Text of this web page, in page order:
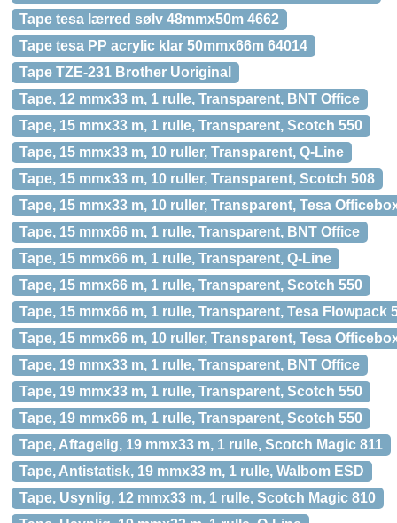
Tape tesa lærred sølv 48mmx50m 4662
Tape tesa PP acrylic klar 50mmx66m 64014
Tape TZE-231 Brother Uoriginal
Tape, 12 mmx33 m, 1 rulle, Transparent, BNT Office
Tape, 15 mmx33 m, 1 rulle, Transparent, Scotch 550
Tape, 15 mmx33 m, 10 ruller, Transparent, Q-Line
Tape, 15 mmx33 m, 10 ruller, Transparent, Scotch 508
Tape, 15 mmx33 m, 10 ruller, Transparent, Tesa
Tape, 15 mmx66 m, 1 rulle, Transparent, BNT Office
Tape, 15 mmx66 m, 1 rulle, Transparent, Q-Line
Tape, 15 mmx66 m, 1 rulle, Transparent, Scotch 550
Tape, 15 mmx66 m, 1 rulle, Transparent, Tesa Flowpack
Tape, 15 mmx66 m, 10 ruller, Transparent, Tesa
Tape, 19 mmx33 m, 1 rulle, Transparent, BNT Office
Tape, 19 mmx33 m, 1 rulle, Transparent, Scotch 550
Tape, 19 mmx66 m, 1 rulle, Transparent, Scotch 550
Tape, Aftagelig, 19 mmx33 m, 1 rulle, Scotch Magic 811
Tape, Antistatisk, 19 mmx33 m, 1 rulle, Walbom ESD
Tape, Usynlig, 12 mmx33 m, 1 rulle, Scotch Magic 810